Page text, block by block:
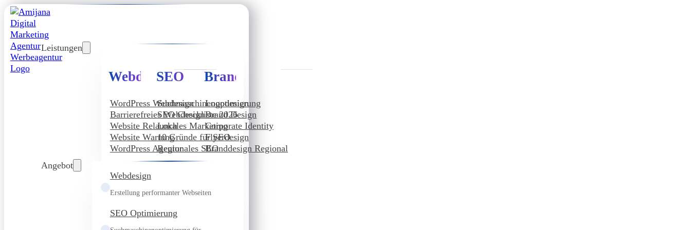
Leistungen
Webdesign
WordPress Webdesign
Barrierefreies Webdesign
Website Relaunch
Website Wartung
WordPress Agentur
SEO
Suchmaschinenoptimierung
SEO Checkliste 2026
Lokales Marketing
10 Gründe für SEO
Regionales SEO
Branddesign
Logodesign
Brand Design
Corporate Identity
Flyerdesign
Branddesign Regional
Angebot
Webdesign
Erstellung performanter Webseiten
SEO Optimierung